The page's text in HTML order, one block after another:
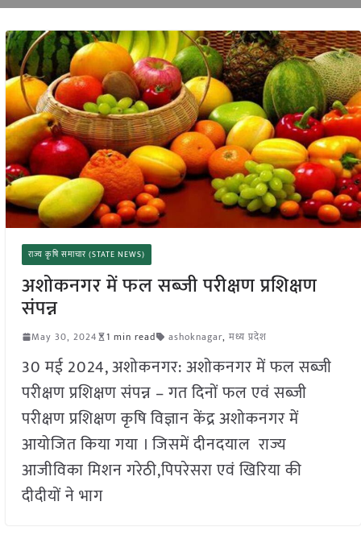
राज्य कृषि समाचार (STATE NEWS)
अशोकनगर में फल सब्जी परीक्षण प्रशिक्षण
संपन्न
May 30, 2024 1 min read ashoknagar, मध्य प्रदेश
30 मई 2024, अशोकनगर: अशोकनगर में फल सब्जी
परीक्षण प्रशिक्षण संपन्न – गत दिनों फल एवं सब्जी
परीक्षण प्रशिक्षण कृषि विज्ञान केंद्र अशोकनगर में
आयोजित किया गया । जिसमें दीनदयाल राज्य
आजीविका मिशन गरेठी,पिपरेसरा एवं खिरिया की
दीदीयों ने भाग